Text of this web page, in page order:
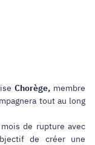
Chorège, membre
tout au long
de rupture avec
de créer une